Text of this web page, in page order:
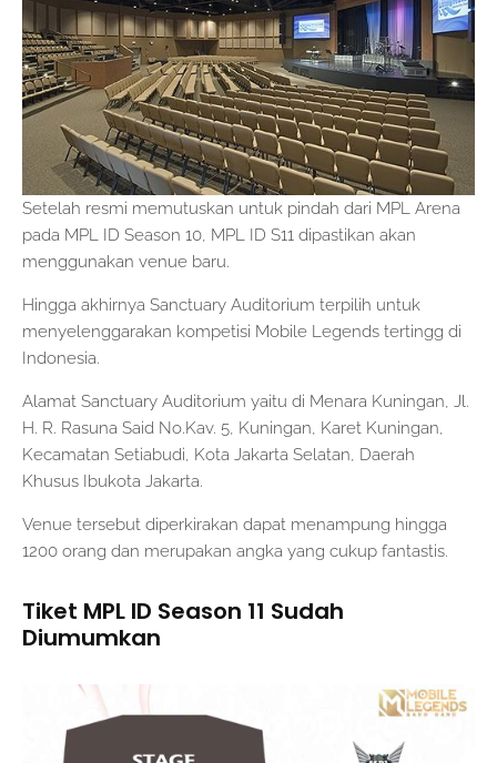
Setelah resmi memutuskan untuk pindah dari MPL Arena
pada MPL ID Season 10, MPL ID S11 dipastikan akan
menggunakan venue baru.
Hingga akhirnya Sanctuary Auditorium terpilih untuk
menyelenggarakan kompetisi Mobile Legends tertingg di
Indonesia.
Alamat Sanctuary Auditorium yaitu di Menara Kuningan, Jl.
H. R. Rasuna Said No.Kav. 5, Kuningan, Karet Kuningan,
Kecamatan Setiabudi, Kota Jakarta Selatan, Daerah
Khusus Ibukota Jakarta.
Venue tersebut diperkirakan dapat menampung hingga
1200 orang dan merupakan angka yang cukup fantastis.
Tiket MPL ID Season 11 Sudah
Diumumkan